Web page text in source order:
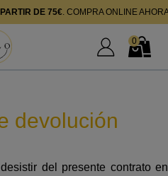
DE 75€. COMPRA ONLINE
Mi Cuenta
Mi
0
devolución
del presente contrato en